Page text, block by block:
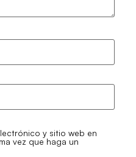
y sitio web en
vez que haga un